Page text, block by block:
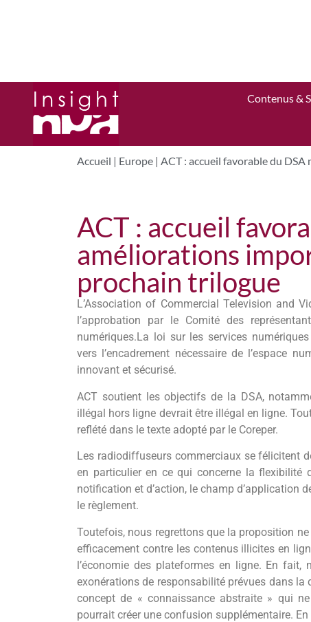
Contenus &
Accueil | Europe | ACT : accueil favorable du
ACT : accueil
améliorations
prochain trilogue
L’Association of Commercial Television and
l’approbation par le Comité des
numériques.La loi sur les services
vers l’encadrement nécessaire de l’espace
innovant et sécurisé.
ACT soutient les objectifs de la DSA,
illégal hors ligne devrait être illégal en ligne.
reflété dans le texte adopté par le Coreper.
Les radiodiffuseurs commerciaux se félicitent
en particulier en ce qui concerne la flexibilité
notification et d’action, le champ d’application
le règlement.
Toutefois, nous regrettons que la proposition
efficacement contre les contenus illicites en
l’économie des plateformes en ligne. En
exonérations de responsabilité prévues dans
concept de « connaissance abstraite » qui
pourrait créer une confusion supplémentaire.